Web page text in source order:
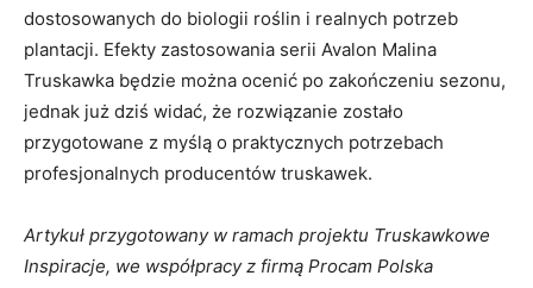
dostosowanych do biologii roślin i realnych potrzeb
plantacji. Efekty zastosowania serii Avalon Malina
Truskawka będzie można ocenić po zakończeniu sezonu,
jednak już dziś widać, że rozwiązanie zostało
przygotowane z myślą o praktycznych potrzebach
profesjonalnych producentów truskawek.
Artykuł przygotowany w ramach projektu Truskawkowe
Inspiracje, we współpracy z firmą Procam Polska